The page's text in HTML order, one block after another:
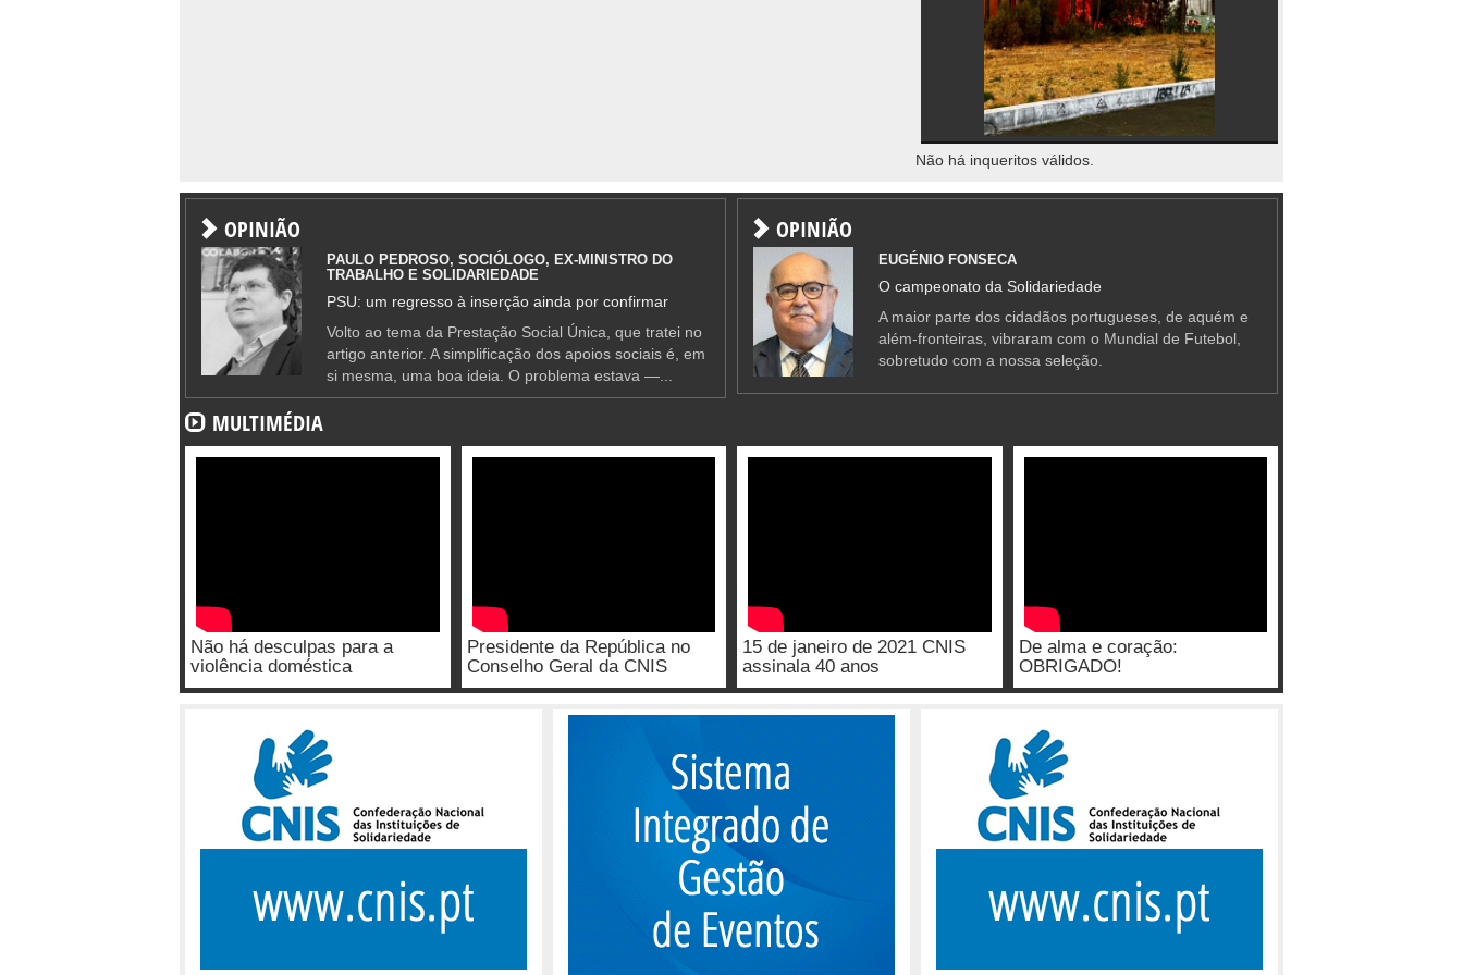
Não há inqueritos válidos.
OPINIÃO
PAULO PEDROSO, SOCIÓLOGO, EX-MINISTRO DO
TRABALHO E SOLIDARIEDADE
PSU: um regresso à inserção ainda por confirmar
Volto ao tema da Prestação Social Única, que tratei no
artigo anterior. A simplificação dos apoios sociais é, em
si mesma, uma boa ideia. O problema estava —...
OPINIÃO
EUGÉNIO FONSECA
O campeonato da Solidariedade
A maior parte dos cidadãos portugueses, de aquém e
além-fronteiras, vibraram com o Mundial de Futebol,
sobretudo com a nossa seleção.
MULTIMÉDIA
Não há desculpas para a
violência doméstica
Presidente da República no
Conselho Geral da CNIS
15 de janeiro de 2021 CNIS
assinala 40 anos
De alma e coração:
OBRIGADO!